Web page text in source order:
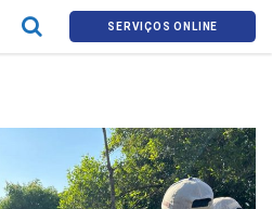
SERVIÇOS ONLINE